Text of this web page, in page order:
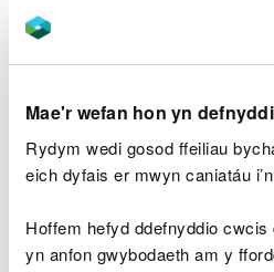
Mae'r wefan hon yn
Rydym wedi gosod ffeiliau
eich dyfais er mwyn caniatáu
Hoffem hefyd ddefnyddio cwcis
yn anfon gwybodaeth am y
prysgwydd fygwth yr
Roedd y gwaith, a wnaed
rhedyn a thynnu prysgwydd
Rhagfyr 2024 i gynnal
Mae hyn yn helpu i sicrhau
Dywedodd Rhys Ellis,